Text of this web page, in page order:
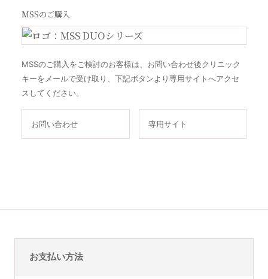
MSSのご購入
MSSのご購入をご検討のお客様は、お問い合わせ後クリニック
キーをメールで受け取り、下記ボタンより専用サイトへアクセ
スしてください。
お問い合わせ 専用サイト
お支払い方法